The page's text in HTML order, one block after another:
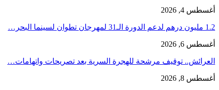
أغسطس 4, 2026
1.2 مليون درهم لدعم الدورة الـ31 لمهرجان تطوان لسينما البحر…
أغسطس 6, 2026
العرائش.. توقيف مرشحة للهجرة السرية بعد تصريحات واتهامات…
أغسطس 8, 2026